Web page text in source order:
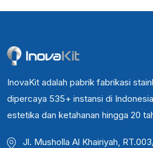
InovaKit adalah pabrik fabrikasi
dipercaya 535+ instansi di
estetika dan ketahanan hingga 20
Jl. Musholla Al Khairiyah,